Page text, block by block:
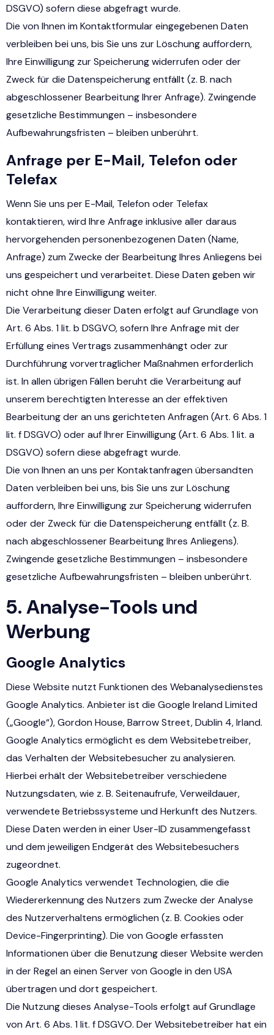
DSGVO) sofern diese abgefragt wurde.
Die von Ihnen im Kontaktformular eingegebenen Daten
verbleiben bei uns, bis Sie uns zur Löschung auffordern,
Ihre Einwilligung zur Speicherung widerrufen oder der
Zweck für die Datenspeicherung entfällt (z. B. nach
abgeschlossener Bearbeitung Ihrer Anfrage). Zwingende
gesetzliche Bestimmungen – insbesondere
Aufbewahrungsfristen – bleiben unberührt.
Anfrage per E-Mail, Telefon oder
Telefax
Wenn Sie uns per E-Mail, Telefon oder Telefax
kontaktieren, wird Ihre Anfrage inklusive aller daraus
hervorgehenden personenbezogenen Daten (Name,
Anfrage) zum Zwecke der Bearbeitung Ihres Anliegens bei
uns gespeichert und verarbeitet. Diese Daten geben wir
nicht ohne Ihre Einwilligung weiter.
Die Verarbeitung dieser Daten erfolgt auf Grundlage von
Art. 6 Abs. 1 lit. b DSGVO, sofern Ihre Anfrage mit der
Erfüllung eines Vertrags zusammenhängt oder zur
Durchführung vorvertraglicher Maßnahmen erforderlich
ist. In allen übrigen Fällen beruht die Verarbeitung auf
unserem berechtigten Interesse an der effektiven
Bearbeitung der an uns gerichteten Anfragen (Art. 6 Abs. 1
lit. f DSGVO) oder auf Ihrer Einwilligung (Art. 6 Abs. 1 lit. a
DSGVO) sofern diese abgefragt wurde.
Die von Ihnen an uns per Kontaktanfragen übersandten
Daten verbleiben bei uns, bis Sie uns zur Löschung
auffordern, Ihre Einwilligung zur Speicherung widerrufen
oder der Zweck für die Datenspeicherung entfällt (z. B.
nach abgeschlossener Bearbeitung Ihres Anliegens).
Zwingende gesetzliche Bestimmungen – insbesondere
gesetzliche Aufbewahrungsfristen – bleiben unberührt.
5. Analyse-Tools und
Werbung
Google Analytics
Diese Website nutzt Funktionen des Webanalysedienstes
Google Analytics. Anbieter ist die Google Ireland Limited
(„Google“), Gordon House, Barrow Street, Dublin 4, Irland.
Google Analytics ermöglicht es dem Websitebetreiber,
das Verhalten der Websitebesucher zu analysieren.
Hierbei erhält der Websitebetreiber verschiedene
Nutzungsdaten, wie z. B. Seitenaufrufe, Verweildauer,
verwendete Betriebssysteme und Herkunft des Nutzers.
Diese Daten werden in einer User-ID zusammengefasst
und dem jeweiligen Endgerät des Websitebesuchers
zugeordnet.
Google Analytics verwendet Technologien, die die
Wiedererkennung des Nutzers zum Zwecke der Analyse
des Nutzerverhaltens ermöglichen (z. B. Cookies oder
Device-Fingerprinting). Die von Google erfassten
Informationen über die Benutzung dieser Website werden
in der Regel an einen Server von Google in den USA
übertragen und dort gespeichert.
Die Nutzung dieses Analyse-Tools erfolgt auf Grundlage
von Art. 6 Abs. 1 lit. f DSGVO. Der Websitebetreiber hat ein